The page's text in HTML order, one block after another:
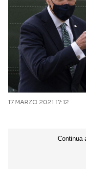
17 MARZO 2021 17:12